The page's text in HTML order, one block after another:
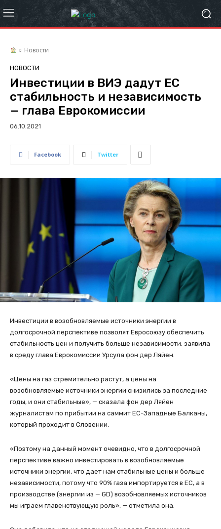
Новости
НОВОСТИ
Инвестиции в ВИЭ дадут ЕС
стабильность и независимость
— глава Еврокомиссии
06.10.2021
Facebook Twitter
Инвестиции в возобновляемые источники энергии в
долгосрочной перспективе позволят Евросоюзу обеспечить
стабильность цен и получить больше независимости, заявила
в среду глава Еврокомиссии Урсула фон дер Ляйен.
«Цены на газ стремительно растут, а цены на
возобновляемые источники энергии снизились за последние
годы, и они стабильные», — сказала фон дер Ляйен
журналистам по прибытии на саммит ЕС-Западные Балканы,
который проходит в Словении.
«Поэтому на данный момент очевидно, что в долгосрочной
перспективе важно инвестировать в возобновляемые
источники энергии, что дает нам стабильные цены и больше
независимости, потому что 90% газа импортируется в ЕС, а в
производстве (энергии из — GD) возобновляемых источников
мы играем главенствующую роль», — отметила она.